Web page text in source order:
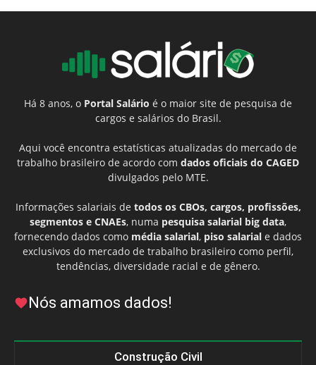
Há 8 anos, o Portal Salário é o maior site de pesquisa de
cargos e salários do Brasil.
Aqui você encontra estatísticas atualizadas do mercado de
trabalho brasileiro de acordo com dados oficiais do CAGED
divulgados pelo MTE.
Informações salariais de todos os CBOs, cargos, profissões,
segmentos e CNAEs, numa pesquisa salarial big data,
fornecendo dados como média salarial, piso salarial e dados
exclusivos do mercado de trabalho brasileiro como perfil,
tendências, diversidade racial e de gênero.
Nós amamos dados!
Construção Civil